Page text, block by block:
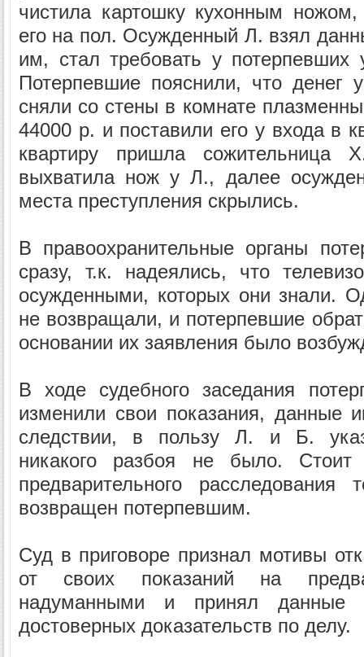
чистила картошку кухонным
его на пол. Осужденный Л. взял
им, стал требовать у
Потерпевшие пояснили, что
сняли со стены в комнате
44000 р. и поставили его у входа в
квартиру пришла
выхватила нож у Л., далее
места преступления скрылись.
В правоохранительные органы
сразу, т.к. надеялись, что
осужденными, которых они знали.
не возвращали, и потерпевшие
основании их заявления было
В ходе судебного заседания
изменили свои показания, данные
следствии, в пользу Л. и Б.
никакого разбоя не было.
предварительного
возвращен потерпевшим.
Суд в приговоре признал мотивы
от своих показаний на
надуманными и принял данные
достоверных доказательств по делу.